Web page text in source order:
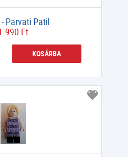
Parvati Patil
Ft
KOSÁRBA